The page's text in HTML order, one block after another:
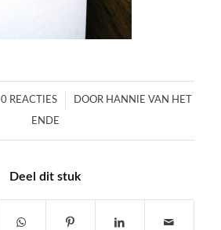
0 REACTIES
/ DOOR HANNIE VAN HET
ENDE
Deel dit stuk